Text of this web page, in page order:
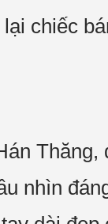
chiếc
Thăng,
nhìn